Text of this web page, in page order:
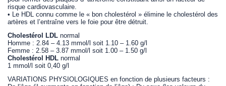
risque cardiovasculaire.
• Le HDL connu comme le « bon cholestérol » élimine le cholestérol des
artères et l’entraîne vers le foie pour être détruit.
Cholestérol LDL normal
Homme : 2.84 – 4.13 mmol/l soit 1.10 – 1.60 g/l
Femme : 2.58 – 3.87 mmol/l soit 1.00 – 1.50 g/l
Cholestérol HDL normal
1 mmol/l soit 0,40 g/l
VARIATIONS PHYSIOLOGIQUES en fonction de plusieurs facteurs :